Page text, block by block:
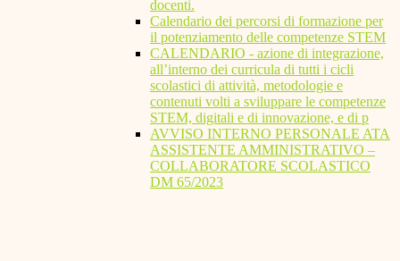
docenti.
Calendario dei percorsi di formazione per
il potenziamento delle competenze STEM
CALENDARIO - azione di integrazione,
all’interno dei curricula di tutti i cicli
scolastici di attività, metodologie e
contenuti volti a sviluppare le competenze
STEM, digitali e di innovazione, e di p
AVVISO INTERNO PERSONALE ATA
ASSISTENTE AMMINISTRATIVO –
COLLABORATORE SCOLASTICO
DM 65/2023